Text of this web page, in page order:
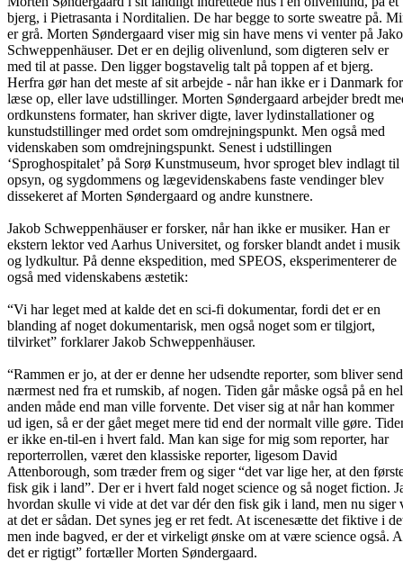
bjerg, i Pietrasanta i Norditalien. De har begge to sorte sweatre på.
er grå. Morten Søndergaard viser mig sin have mens vi venter på
Schweppenhäuser. Det er en dejlig olivenlund, som digteren selv er
med til at passe. Den ligger bogstavelig talt på toppen af et bjerg.
Herfra gør han det meste af sit arbejde - når han ikke er i Danmark for
læse op, eller lave udstillinger. Morten Søndergaard arbejder bredt
ordkunstens formater, han skriver digte, laver lydinstallationer og
kunstudstillinger med ordet som omdrejningspunkt. Men også med
videnskaben som omdrejningspunkt. Senest i udstillingen
‘Sproghospitalet’ på Sorø Kunstmuseum, hvor sproget blev indlagt til
opsyn, og sygdommens og lægevidenskabens faste vendinger blev
dissekeret af Morten Søndergaard og andre kunstnere.
Jakob Schweppenhäuser er forsker, når han ikke er musiker. Han er
ekstern lektor ved Aarhus Universitet, og forsker blandt andet i musik
og lydkultur. På denne ekspedition, med SPEOS, eksperimenterer de
også med videnskabens æstetik:
“Vi har leget med at kalde det en sci-fi dokumentar, fordi det er en
blanding af noget dokumentarisk, men også noget som er tilgjort,
tilvirket” forklarer Jakob Schweppenhäuser.
“Rammen er jo, at der er denne her udsendte reporter, som bliver
nærmest ned fra et rumskib, af nogen. Tiden går måske også på en
anden måde end man ville forvente. Det viser sig at når han kommer
ud igen, så er der gået meget mere tid end der normalt ville gøre.
er ikke en-til-en i hvert fald. Man kan sige for mig som reporter, har
reporterrollen, været den klassiske reporter, ligesom David
Attenborough, som træder frem og siger “det var lige her, at den
fisk gik i land”. Der er i hvert fald noget science og så noget fiction.
hvordan skulle vi vide at det var dér den fisk gik i land, men nu siger
at det er sådan. Det synes jeg er ret fedt. At iscenesætte det fiktive i
men inde bagved, er der et virkeligt ønske om at være science også.
det er rigtigt” fortæller Morten Søndergaard.